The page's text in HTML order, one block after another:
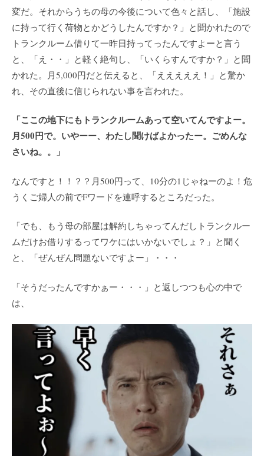
変だ。それからうちの母の今後について色々と話し、「施設
に持って行く荷物とかどうしたんですか？」と聞かれたので
トランクルーム借りて一昨日持ってったんですよーと言う
と、「え・・」と軽く絶句し、「いくらすんですか？」と聞
かれた。月5,000円だと伝えると、「えええええ！」と驚か
れ、その直後に信じられない事を言われた。
「ここの地下にもトランクルームあって空いてんですよー。
月500円で。いやーー、わたし聞けばよかったー。ごめんな
さいね。。」
なんですと！！？？月500円って、10分の1じゃねーのよ！危
うくご婦人の前でFワードを連呼するところだった。
「でも、もう母の部屋は解約しちゃってんだしトランクルー
ムだけお借りするってワケにはいかないでしょ？」と聞く
と、「ぜんぜん問題ないですよー」・・・
「そうだったんですかぁー・・・」と返しつつも心の中で
は、